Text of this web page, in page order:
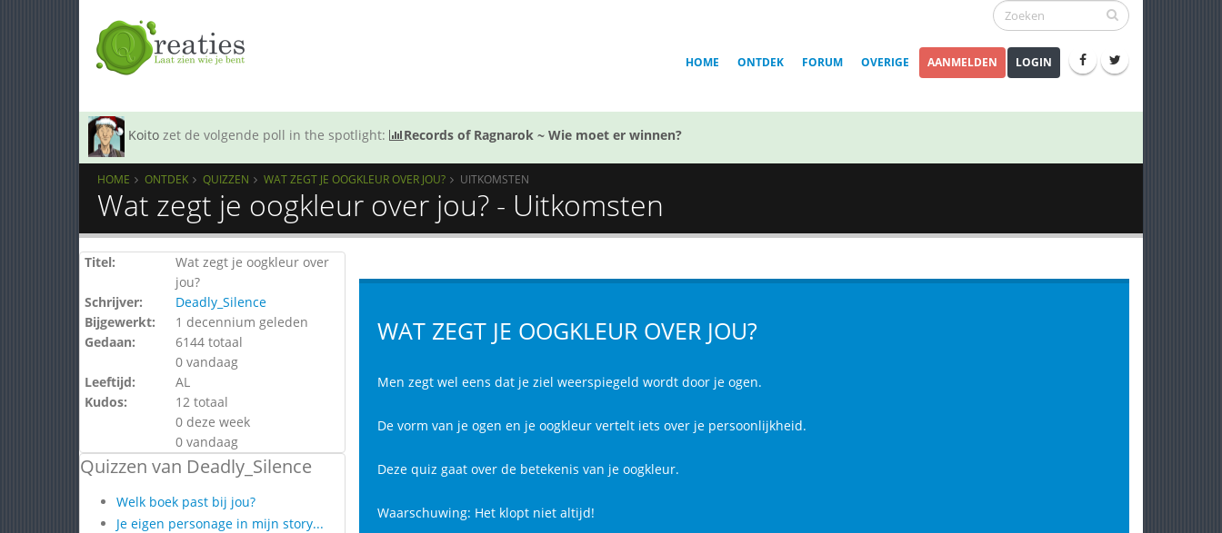
HOME ONTDEK FORUM OVERIGE AANMELDEN LOGIN
Koito zet de volgende poll in the spotlight: Records of Ragnarok ~ Wie moet er winnen?
HOME ONTDEK QUIZZEN WAT ZEGT JE OOGKLEUR OVER JOU? UITKOMSTEN
Wat zegt je oogkleur over jou? - Uitkomsten
Titel:
Wat zegt je oogkleur over
jou?
Schrijver:
Deadly_Silence
Bijgewerkt:
1 decennium geleden
Gedaan:
6144 totaal
0 vandaag
Leeftijd:
AL
Kudos:
12 totaal
0 deze week
0 vandaag
Quizzen van Deadly_Silence
Welk boek past bij jou?
Je eigen personage in mijn story...
WAT ZEGT JE OOGKLEUR OVER JOU?
Men zegt wel eens dat je ziel weerspiegeld wordt door je ogen.
De vorm van je ogen en je oogkleur vertelt iets over je persoonlijkheid.
Deze quiz gaat over de betekenis van je oogkleur.
Waarschuwing: Het klopt niet altijd!